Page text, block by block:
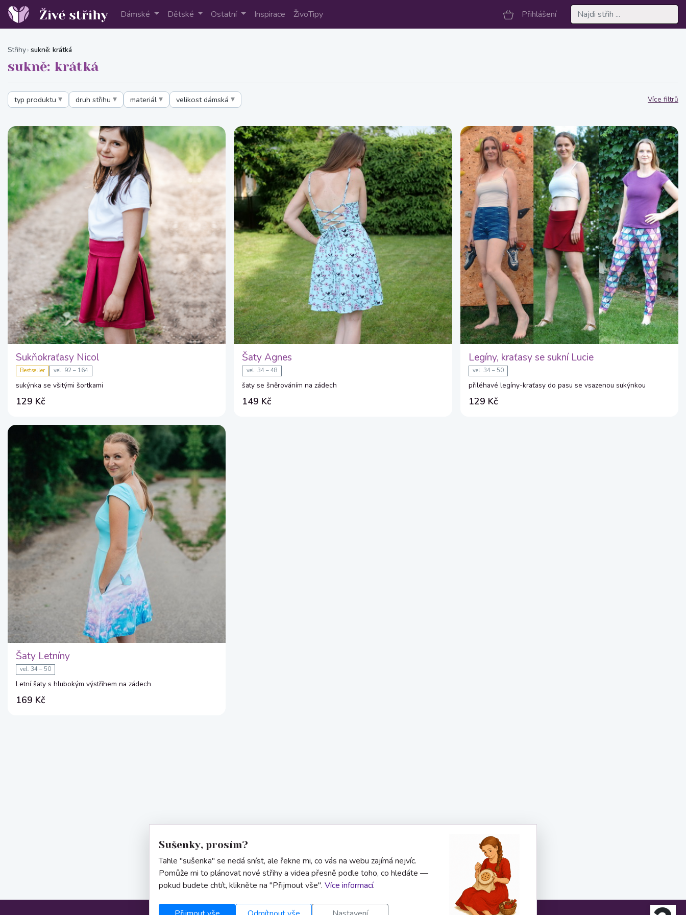
Dámské Dětské Ostatní Inspirace ŽivoTipy Přihlášení
Střihy sukně: krátká
sukně: krátká
typ produktu druh střihu materiál velikost dámská Více filtrů
Sukňokraťasy Nicol
Bestseller vel. 92 – 164
sukýnka se všitými šortkami
129 Kč
Šaty Agnes
vel. 34 – 48
šaty se šněrováním na zádech
149 Kč
Legíny, kraťasy se sukní Lucie
vel. 34 – 50
přiléhavé legíny-kraťasy do pasu se vsazenou sukýnkou
129 Kč
Šaty Letníny
vel. 34 – 50
Letní šaty s hlubokým výstřihem na zádech
169 Kč
Sušenky, prosím?
Tahle "sušenka" se nedá sníst, ale řekne mi, co vás na webu zajímá nejvíc.
Pomůže mi to plánovat nové střihy a videa přesně podle toho, co hledáte —
pokud budete chtít, klikněte na "Přijmout vše". Více informací.